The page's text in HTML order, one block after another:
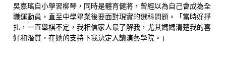
吳嘉瑤自小學習柳琴，同時是體育健將，曾經以為自己會成為全
職運動員，直至中學畢業後要面對現實的選科問題。「當時好掙
扎，一直舉棋不定，我相信家人最了解我，尤其媽媽清楚我的喜
好和潛質，在她的支持下我決定入讀演藝學院。」